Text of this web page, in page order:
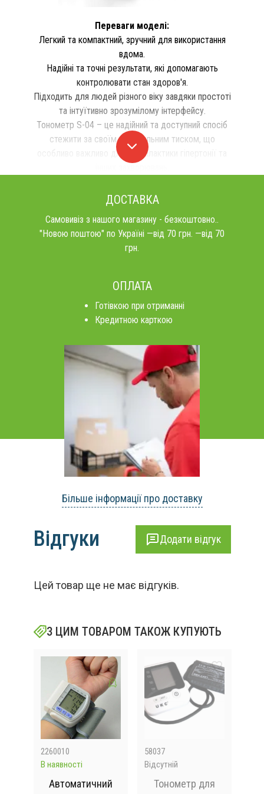
Переваги моделі:
Легкий та компактний, зручний для використання
вдома.
Надійні та точні результати, які допомагають
контролювати стан здоров'я.
Підходить для людей різного віку завдяки простоті
та інтуїтивно зрозумілому інтерфейсу.
Тонометр S-04 – це надійний та доступний спосіб
стежити за своїм артеріальним тиском, що
особливо важливо для профілактики гіпертонії та
ДОСТАВКА
Самовивіз з нашого магазину - безкоштовно..
"Новою поштою" по Україні —від 70 грн. —від 70
грн.
ОПЛАТА
Готівкою при отриманні
Кредитною карткою
Більше інформації про доставку
Відгуки Додати відгук
Цей товар ще не має відгуків.
З ЦИМ ТОВАРОМ ТАКОЖ КУПУЮТЬ
2260010
В наявності
Автоматичний
58037
Відсутній
Тонометр для